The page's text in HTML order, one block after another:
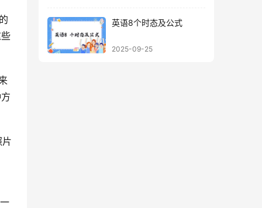
英语8个时态及公式
2025-09-25